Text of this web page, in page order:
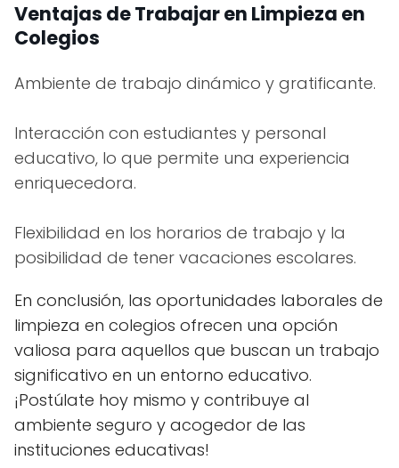
Ventajas de Trabajar en Limpieza en
Colegios
Ambiente de trabajo dinámico y gratificante.
Interacción con estudiantes y personal
educativo, lo que permite una experiencia
enriquecedora.
Flexibilidad en los horarios de trabajo y la
posibilidad de tener vacaciones escolares.
En conclusión, las oportunidades laborales de
limpieza en colegios ofrecen una opción
valiosa para aquellos que buscan un trabajo
significativo en un entorno educativo.
¡Postúlate hoy mismo y contribuye al
ambiente seguro y acogedor de las
instituciones educativas!